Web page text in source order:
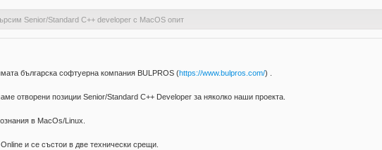
Senior/Standard C++ developer c MacOS опит
българска софтуерна компания BULPROS (https://www.bulpros.com/) .
отворени позиции Senior/Standard C++ Developer за няколко наши проекта.
в MacOs/Linux.
и се състои в две технически срещи.